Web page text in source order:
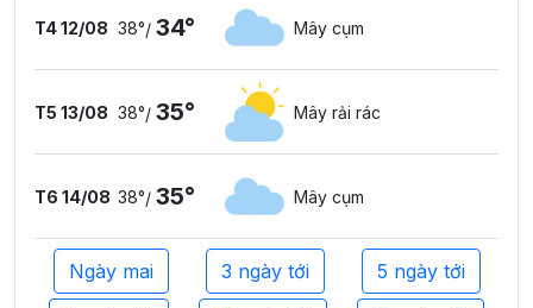
T4 12/08 38°/ 34° Mây cụm
T5 13/08 38°/ 35° Mây rải rác
T6 14/08 38°/ 35° Mây cụm
Ngày mai 3 ngày tới 5 ngày tới